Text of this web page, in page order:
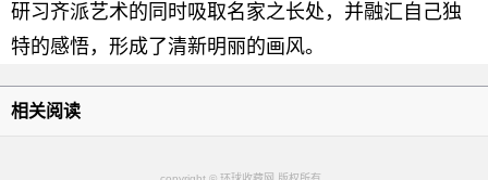
研习齐派艺术的同时吸取名家之长处，并融汇自己独
特的感悟，形成了清新明丽的画风。
相关阅读